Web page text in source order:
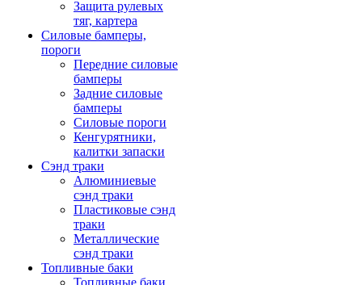
Защита рулевых
тяг, картера
Силовые бамперы,
пороги
Передние силовые
бамперы
Задние силовые
бамперы
Силовые пороги
Кенгурятники,
калитки запаски
Сэнд траки
Алюминиевые
сэнд траки
Пластиковые сэнд
траки
Металлические
сэнд траки
Топливные баки
Топливные баки